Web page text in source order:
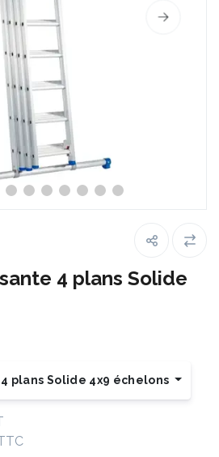
4 plans Solide
plans Solide 4x9 échelons